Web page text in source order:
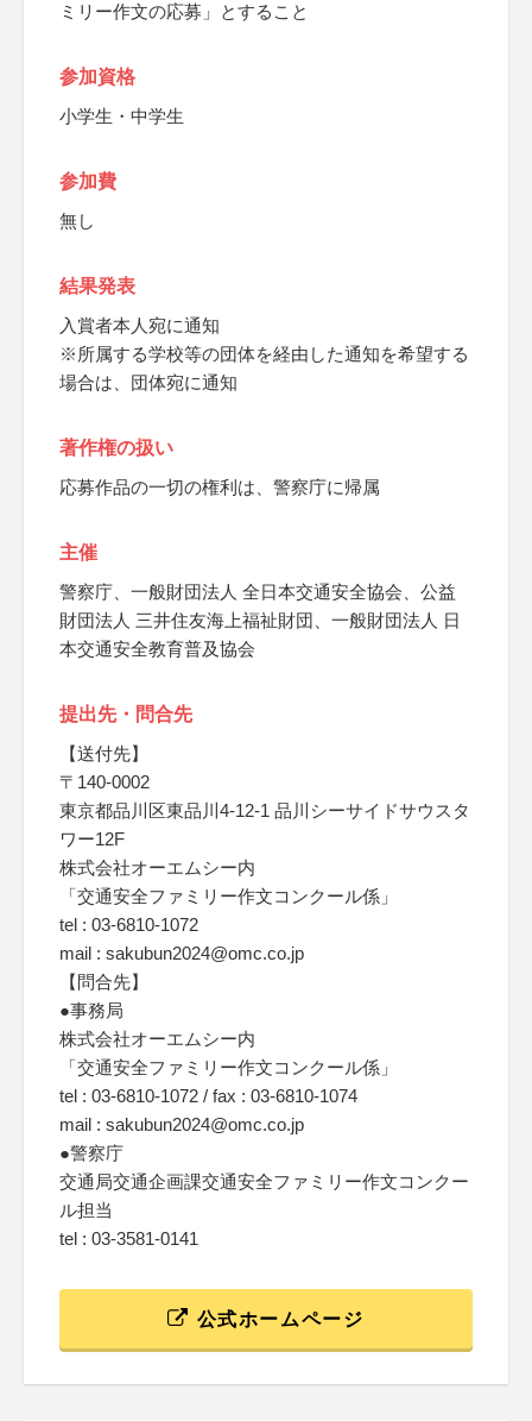
ミリー作文の応募」とすること
参加資格
小学生・中学生
参加費
無し
結果発表
入賞者本人宛に通知
※所属する学校等の団体を経由した通知を希望する
場合は、団体宛に通知
著作権の扱い
応募作品の一切の権利は、警察庁に帰属
主催
警察庁、一般財団法人 全日本交通安全協会、公益
財団法人 三井住友海上福祉財団、一般財団法人 日
本交通安全教育普及協会
提出先・問合先
【送付先】
〒140-0002
東京都品川区東品川4-12-1 品川シーサイドサウスタ
ワー12F
株式会社オーエムシー内
「交通安全ファミリー作文コンクール係」
tel : 03-6810-1072
mail : sakubun2024@omc.co.jp
【問合先】
●事務局
株式会社オーエムシー内
「交通安全ファミリー作文コンクール係」
tel : 03-6810-1072 / fax : 03-6810-1074
mail : sakubun2024@omc.co.jp
●警察庁
交通局交通企画課交通安全ファミリー作文コンクー
ル担当
tel : 03-3581-0141
公式ホームページ